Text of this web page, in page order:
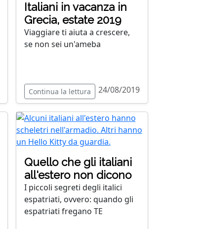
Italiani in vacanza in
Grecia, estate 2019
Viaggiare ti aiuta a crescere,
se non sei un'ameba
Continua la lettura 24/08/2019
Quello che gli italiani
all'estero non dicono
I piccoli segreti degli italici
espatriati, ovvero: quando gli
espatriati fregano TE